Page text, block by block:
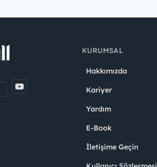
KURUMSAL
Hakkımızda
Kariyer
Yardım
E-Book
İletişime Geçin